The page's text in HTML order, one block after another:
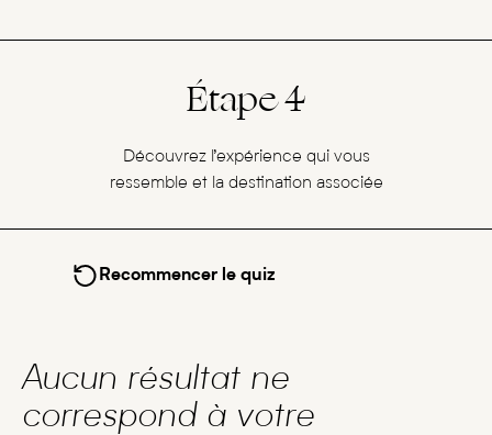
Étape 4
Découvrez l’expérience qui vous
ressemble et la destination associée
Recommencer le quiz
Aucun résultat ne
correspond à votre